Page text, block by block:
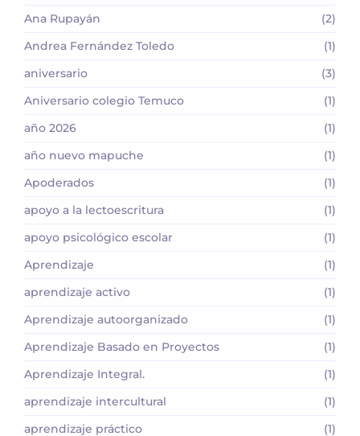
Ana Rupayán
(2)
Andrea Fernández Toledo
(1)
aniversario
(3)
Aniversario colegio Temuco
(1)
año 2026
(1)
año nuevo mapuche
(1)
Apoderados
(1)
apoyo a la lectoescritura
(1)
apoyo psicológico escolar
(1)
Aprendizaje
(1)
aprendizaje activo
(1)
Aprendizaje autoorganizado
(1)
Aprendizaje Basado en Proyectos
(1)
Aprendizaje Integral.
(1)
aprendizaje intercultural
(1)
aprendizaje práctico
(1)